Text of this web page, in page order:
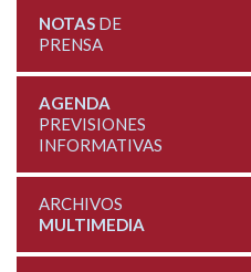
NOTASDE
PRENSA
AGENDA
PREVISIONES
INFORMATIVAS
ARCHIVOS
MULTIMEDIA